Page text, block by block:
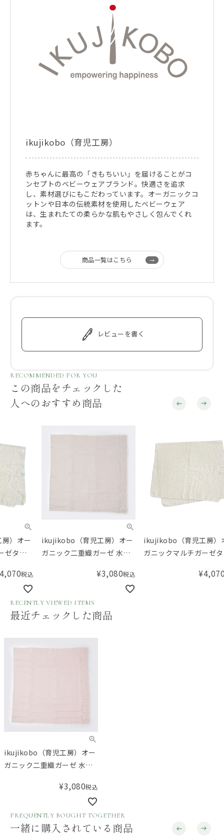
ikujikobo（育児工房）
赤ちゃんに最高の「きもちいい」を届けることがコ
ンセプトのベビーウェアブランド。快適さを追求
し、素材選びにもこだわっています。オーガニックコ
ットンや日本の伝統素材を使用したベビーウェア
は、生まれたての柔らかな肌もやさしく包んでくれ
ます。
商品一覧はこちら
レビューを書く
RECOMMENDED FOR YOU
この商品をチェックした
人へのおすすめ商品
ikujikobo（育児工房）オー
ガニック二重織ガーゼ 水玉
税込
ikujikobo（育児工房）オー
ガニックマルチガーゼタオ
税込
織
RECENTLY VIEWED ITEMS
最近チェックした商品
ikujikobo（育児工房）オー
ガニック二重織ガーゼ 水玉
¥3,080税込
FREQUENTLY BOUGHT TOGETHER
一緒に購入されている商品